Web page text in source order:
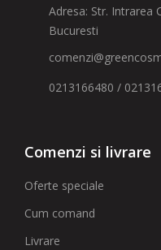
Adresa: Str. Intrarea
Bucuresti
0213166480 /
Comenzi si livrare
Oferte speciale
Cum comand
Livrare